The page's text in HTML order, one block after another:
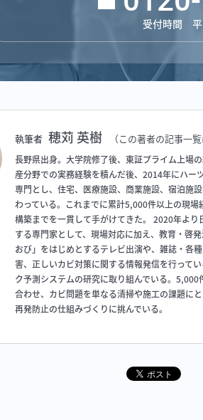
受付時間 平
執筆者 穂苅 英樹 （この著者の記事一
長野県出身。大学院修了後、東証プライム上場
産分野での実務経験を積んだ後、2014年にハー
専門とし、住宅、医療施設、商業施設、宿泊施
わっている。これまでに累計5,000件以上の現
構築までを一貫して手がけてきた。 2020年よ
する専門家として、現場対応に加え、教育・啓
おび」をはじめとするテレビ出演や、雑誌・各
害、正しいカビ対策に関する情報発信を行って
ク予測システムの研究に取り組んでいる。
合わせ、カビ問題を単なる清掃や施工の課題に
再発防止の仕組みづくりに挑んでいる。